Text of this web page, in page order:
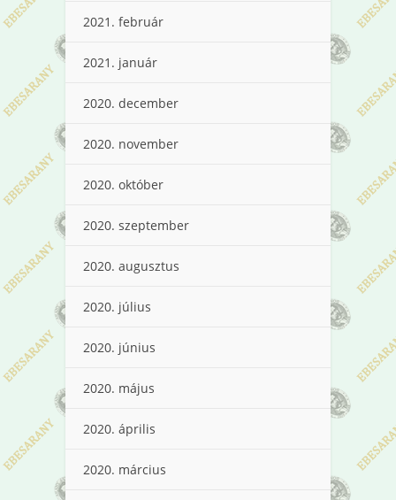
2021. február
2021. január
2020. december
2020. november
2020. október
2020. szeptember
2020. augusztus
2020. július
2020. június
2020. május
2020. április
2020. március